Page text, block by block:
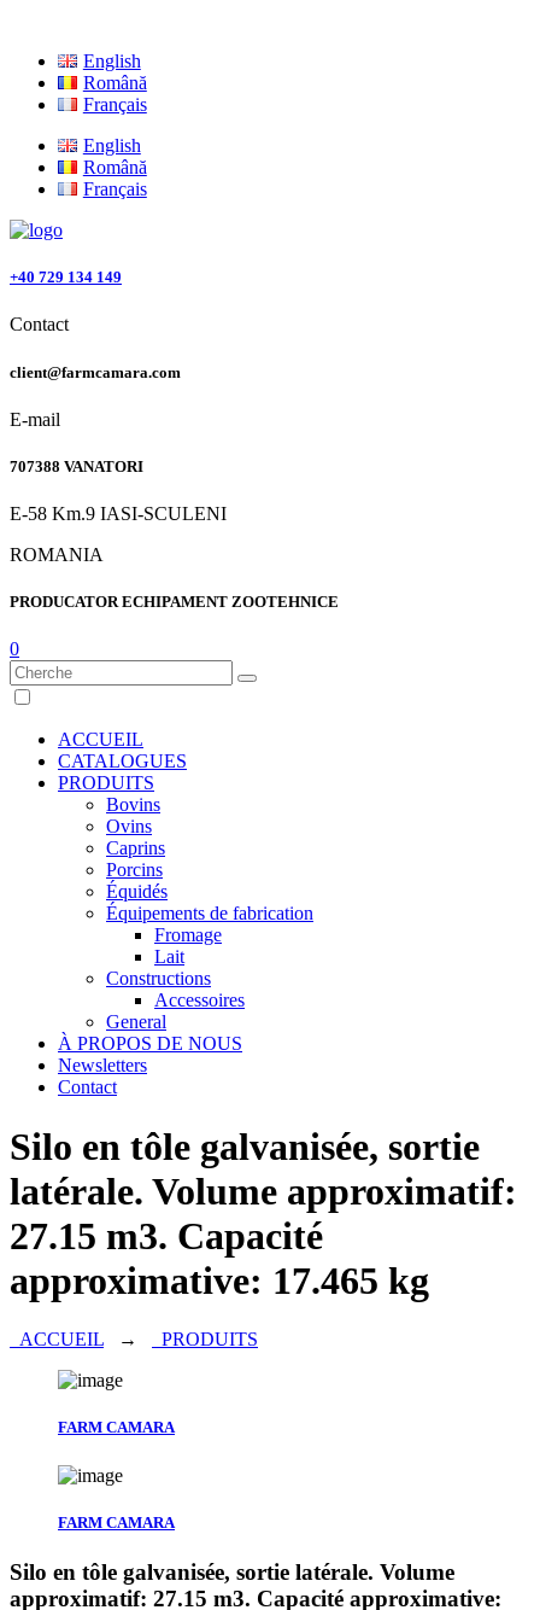
English
Română
Français
English
Română
Français
+40 729 134 149
Contact
client@farmcamara.com
E-mail
707388 VANATORI
E-58 Km.9 IASI-SCULENI
ROMANIA
PRODUCATOR ECHIPAMENT ZOOTEHNICE
0
ACCUEIL
CATALOGUES
PRODUITS
Bovins
Ovins
Caprins
Porcins
Équidés
Équipements de fabrication
Fromage
Lait
Constructions
Accessoires
General
À PROPOS DE NOUS
Newsletters
Contact
Silo en tôle galvanisée, sortie
latérale. Volume approximatif:
27.15 m3. Capacité
approximative: 17.465 kg
ACCUEIL → PRODUITS
FARM CAMARA
FARM CAMARA
Silo en tôle galvanisée, sortie latérale. Volume
approximatif: 27.15 m3. Capacité approximative: